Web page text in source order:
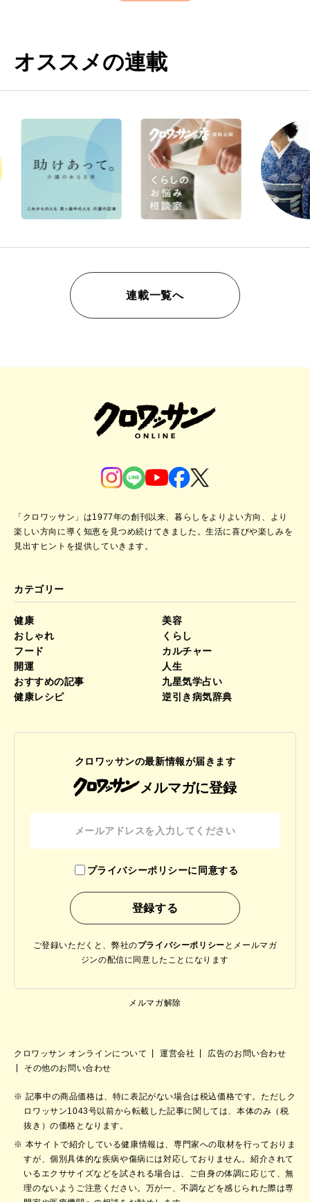
オススメの連載
連載一覧へ
「クロワッサン」は1977年の創刊以来、暮らしをよりよい方向、より
楽しい方向に導く知恵を見つめ続けてきました。生活に喜びや楽しみを
見出すヒントを提供していきます。
カテゴリー
健康
美容
おしゃれ
くらし
フード
カルチャー
開運
人生
おすすめの記事
九星気学占い
健康レシピ
逆引き病気辞典
クロワッサンの最新情報が届きます
メルマガに登録
プライバシーポリシーに同意する
ご登録いただくと、弊社のプライバシーポリシー と メールマガ
ジンの配信に同意したことになります
メルマガ解除
クロワッサン オンラインについて 運営会社
広告のお問い合わせ
その他のお問い合わせ
記事中の商品価格は、特に表記がない場合は税込価格です。ただしク
ロワッサン1043号以前から転載した記事に関しては、本体のみ（税
抜き）の価格となります。
本サイトで紹介している健康情報は、専門家への取材を行っておりま
すが、個別具体的な疾病や傷病には対応しておりません。紹介されて
いるエクササイズなどを試される場合は、ご自身の体調に応じて、無
理のないようご注意ください。万が一、不調などを感じられた際は専